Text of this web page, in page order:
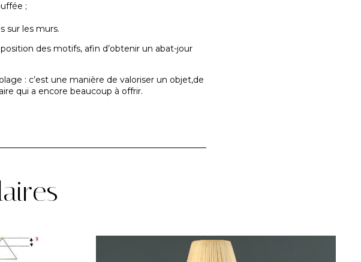
;
sur les murs.
des motifs, afin d’obtenir un abat-jour
: c’est une manière de valoriser un objet,de
qui a encore beaucoup à offrir.